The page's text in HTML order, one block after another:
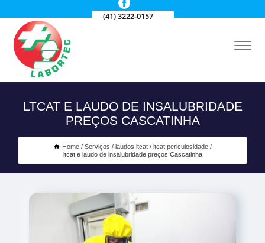
(41) 3222-0157
LTCAT E LAUDO DE INSALUBRIDADE
PREÇOS CASCATINHA
Home Serviços laudos ltcat
ltcat periculosidade
ltcat e laudo de insalubridade preços Cascatinha